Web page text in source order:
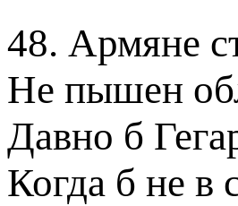
48. Армяне
Не пышен
Давно б
Когда б не в